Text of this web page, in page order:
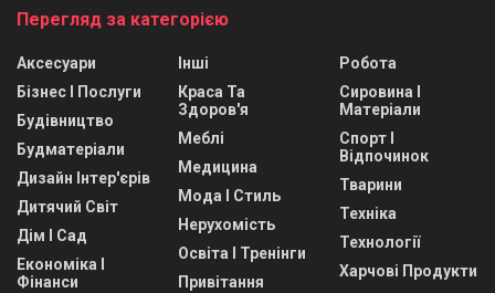
Перегляд за категорією
Аксесуари
Бізнес І Послуги
Будівництво
Будматеріали
Дизайн Інтер'єрів
Дитячий Світ
Дім І Сад
Економіка І
Фінанси
Інші
Краса Та
Здоров'я
Меблі
Медицина
Мода І Стиль
Нерухомість
Освіта І Тренінги
Привітання
Робота
Сировина І
Матеріали
Спорт І
Відпочинок
Тварини
Техніка
Технології
Харчові Продукти